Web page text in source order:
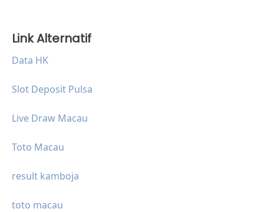
Link Alternatif
Data HK
Slot Deposit Pulsa
Live Draw Macau
Toto Macau
result kamboja
toto macau